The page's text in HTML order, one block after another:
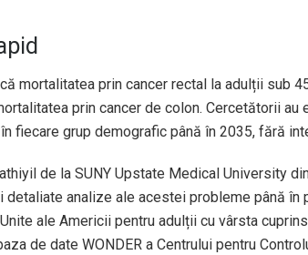
mortalitatea prin cancer rectal la adulții sub
prin cancer de colon. Cercetătorii au
fiecare grup demografic până în 2035, fără
de la SUNY Upstate Medical University
detaliate analize ale acestei probleme până în
ale Americii pentru adulții cu vârsta
de date WONDER a Centrului pentru